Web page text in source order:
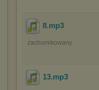
8.mp3
zachomikowany
13.mp3